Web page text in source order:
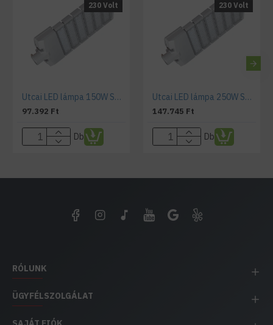
230 Volt
Utcai LED lámpa 150W SMD szürke
97.392 Ft
Db
230 Volt
Utcai LED lámpa 250W SMD szürke
147.745 Ft
Db
RÓLUNK
ÜGYFÉLSZOLGÁLAT